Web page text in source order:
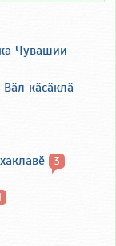
Чувашии
кӑсӑклӑ
3